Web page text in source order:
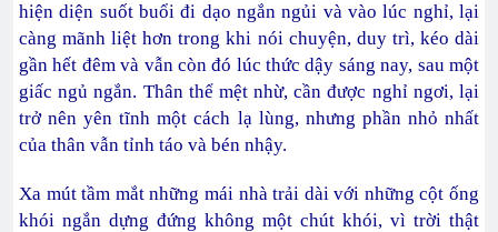
hiện diện suốt buổi đi dạo ngắn ngủi và vào lúc nghỉ, lại
càng mãnh liệt hơn trong khi nói chuyện, duy trì, kéo dài
gần hết đêm và vẫn còn đó lúc thức dậy sáng nay, sau một
giấc ngủ ngắn. Thân thể mệt nhừ, cần được nghỉ ngơi, lại
trở nên yên tĩnh một cách lạ lùng, nhưng phần nhỏ nhất
của thân vẫn tỉnh táo và bén nhậy.
Xa mút tầm mắt những mái nhà trải dài với những cột ống
khói ngắn dựng đứng không một chút khói, vì trời thật